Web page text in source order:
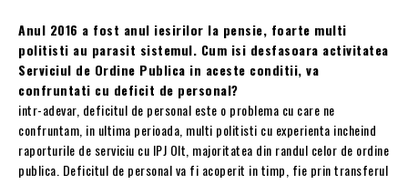
Anul 2016 a fost anul iesirilor la pensie, foarte multi
politisti au parasit sistemul. Cum isi desfasoara activitatea
Serviciul de Ordine Publica in aceste conditii, va
confruntati cu deficit de personal?
intr-adevar, deficitul de personal este o problema cu care ne
confruntam, in ultima perioada, multi politisti cu experienta incheind
raporturile de serviciu cu IPJ Olt, majoritatea din randul celor de ordine
publica. Deficitul de personal va fi acoperit in timp, fie prin transferul